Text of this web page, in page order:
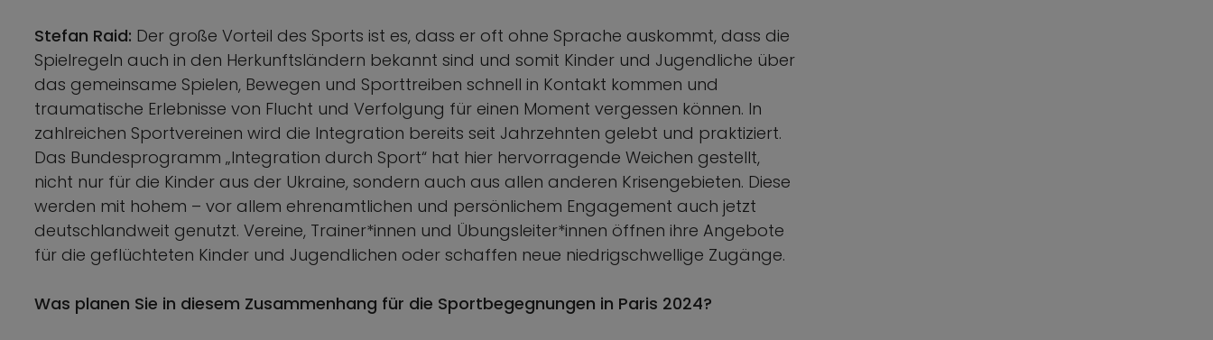
Stefan Raid: Der große Vorteil des Sports ist es, dass er oft ohne Sprache auskommt, dass die
Spielregeln auch in den Herkunftsländern bekannt sind und somit Kinder und Jugendliche über
das gemeinsame Spielen, Bewegen und Sporttreiben schnell in Kontakt kommen und
traumatische Erlebnisse von Flucht und Verfolgung für einen Moment vergessen können. In
zahlreichen Sportvereinen wird die Integration bereits seit Jahrzehnten gelebt und praktiziert.
Das Bundesprogramm „Integration durch Sport“ hat hier hervorragende Weichen gestellt,
nicht nur für die Kinder aus der Ukraine, sondern auch aus allen anderen Krisengebieten. Diese
werden mit hohem – vor allem ehrenamtlichen und persönlichem Engagement auch jetzt
deutschlandweit genutzt. Vereine, Trainer*innen und Übungsleiter*innen öffnen ihre Angebote
für die geflüchteten Kinder und Jugendlichen oder schaffen neue niedrigschwellige Zugänge.
Was planen Sie in diesem Zusammenhang für die Sportbegegnungen in Paris 2024?